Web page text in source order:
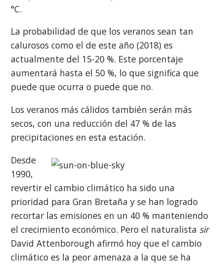
°C.
La probabilidad de que los veranos sean tan
calurosos como el de este año (2018) es
actualmente del 15-20 %. Este porcentaje
aumentará hasta el 50 %, lo que significa que
puede que ocurra o puede que no.
Los veranos más cálidos también serán más
secos, con una reducción del 47 % de las
precipitaciones en esta estación.
Desde
1990,
revertir el cambio climático ha sido una
prioridad para Gran Bretaña y se han logrado
recortar las emisiones en un 40 % manteniendo
el crecimiento económico. Pero el naturalista sir
David Attenborough afirmó hoy que el cambio
climático es la peor amenaza a la que se ha